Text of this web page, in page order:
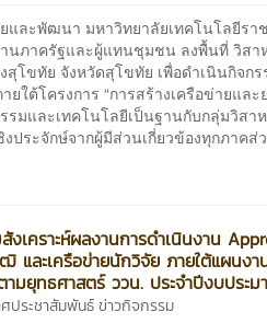
และพัฒนา มหาวิทยาลัยเทคโนโลยีร
นภาครัฐและผู้แทนชุมชน ลงพื้นที่ วิสา
สุโขทัย จังหวัดสุโขทัย เพื่อดำเนินกิจก
ใต้โครงการ “การสร้างเครือข่ายแล
มและเทคโนโลยีเป็นฐานกับกลุ่มวิสา
งประจักษ์จากผู้มีส่วนเกี่ยวข้องทุกภาค
งเคราะห์ผลงานการดำเนินงาน
ละเครือข่ายนักวิจัย ภายใต้แผนงา
มยุทธศาสตร์ ววน. ประจำปีงบประ
ประชาสัมพันธ์ ข่าวกิจกรรม